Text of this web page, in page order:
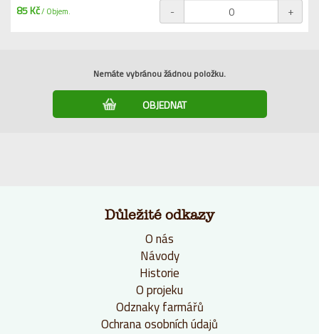
85 Kč/ Objem. - +
Nemáte vybránou žádnou položku.
Důležité odkazy
O nás
Návody
Historie
O projeku
Odznaky farmářů
Ochrana osobních údajů